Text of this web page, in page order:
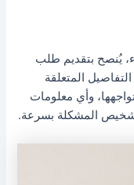
يُنصح بتقديم طلب
المتعلقة
وأي معلومات
المشكلة بسرعة.